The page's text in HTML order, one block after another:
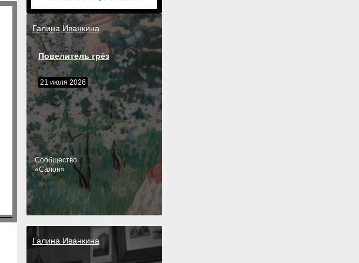
Галина Иванкина
Повелитель грёз
21 июля 2026
Cообщество
«Салон»
Галина Иванкина